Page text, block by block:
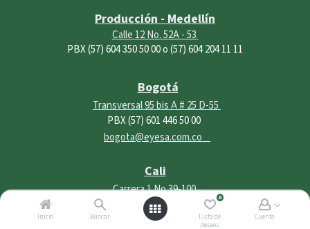
Inicio Buscar
0
Lista de
deseos
Cuenta
Producción - Medellín
Calle 12 No. 52A - 53
PBX (57) 604 350 50 00 o (57) 604 204 11 11
Bogotá
Transversal 95 bis A # 25 D-55
PBX (57) 601 446 50 00
bogota@eyesa.com.co
Cali
Carrera 1 No.39-100
PBX (57) 602 369 11 11
cali@eyesa.com.co